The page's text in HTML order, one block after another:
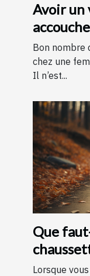
Avoir un
parvenir
Bon nombre
chez une
Il n’est...
Que
Lorsque